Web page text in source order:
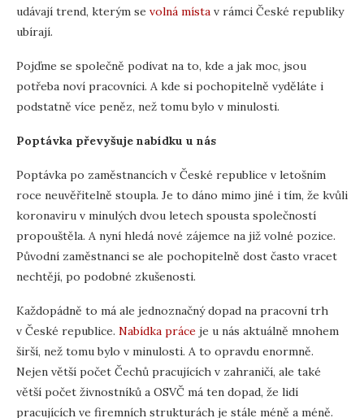
udávají trend, kterým se volná místa v rámci České republiky
ubírají.
Pojďme se společně podívat na to, kde a jak moc, jsou
potřeba noví pracovníci. A kde si pochopitelně vyděláte i
podstatně více peněz, než tomu bylo v minulosti.
Poptávka převyšuje nabídku u nás
Poptávka po zaměstnancích v České republice v letošním
roce neuvěřitelně stoupla. Je to dáno mimo jiné i tím, že kvůli
koronaviru v minulých dvou letech spousta společností
propouštěla. A nyní hledá nové zájemce na již volné pozice.
Původní zaměstnanci se ale pochopitelně dost často vracet
nechtějí, po podobné zkušenosti.
Každopádně to má ale jednoznačný dopad na pracovní trh
v České republice. Nabídka práce je u nás aktuálně mnohem
širší, než tomu bylo v minulosti. A to opravdu enormně.
Nejen větší počet Čechů pracujících v zahraničí, ale také
větší počet živnostníků a OSVČ má ten dopad, že lidí
pracujících ve firemních strukturách je stále méně a méně.